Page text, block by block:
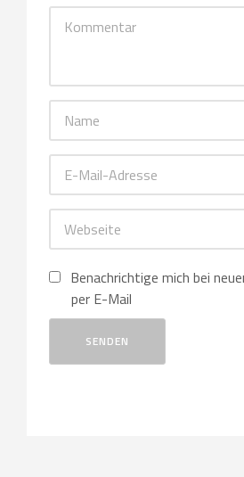
Benachrichtige mich bei
per E-Mail
SENDEN